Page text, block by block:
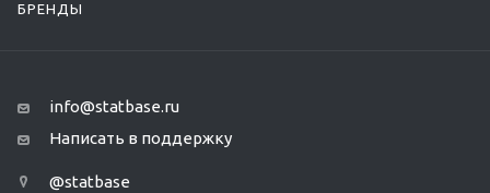
БРЕНДЫ
info@statbase.ru
Написать в поддержку
@statbase